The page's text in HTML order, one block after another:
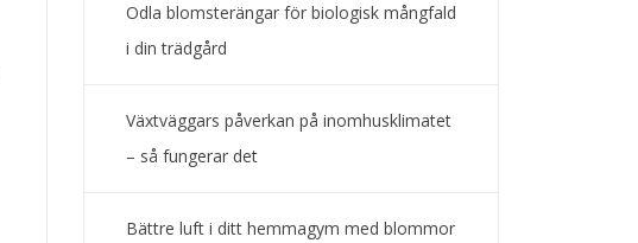
Odla blomsterängar för biologisk mångfald
i din trädgård
Växtväggars påverkan på inomhusklimatet
– så fungerar det
Bättre luft i ditt hemmagym med blommor